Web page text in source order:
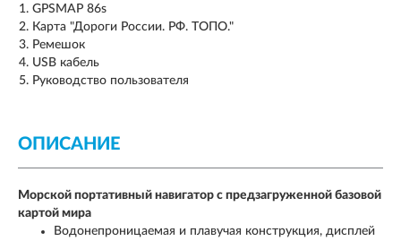
GPSMAP 86s
Карта "Дороги России. РФ. ТОПО."
Ремешок
USB кабель
Руководство пользователя
ОПИСАНИЕ
Морской портативный навигатор с предзагруженной базовой
картой мира
Водонепроницаемая и плавучая конструкция, дисплей